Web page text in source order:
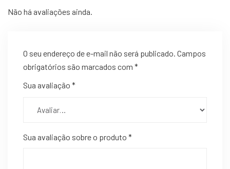
Não há avaliações ainda.
O seu endereço de e-mail não será publicado. Campos
obrigatórios são marcados com *
Sua avaliação *
Sua avaliação sobre o produto *